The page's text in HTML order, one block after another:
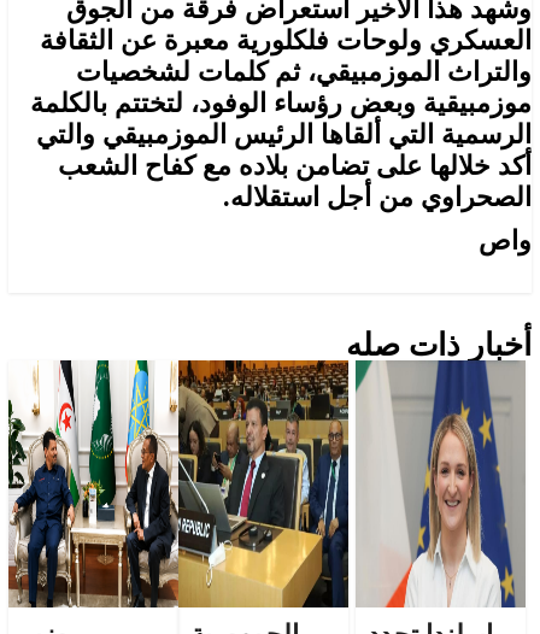
وشهد هذا الأخير استعراض فرقة من الجوق
العسكري ولوحات فلكلورية معبرة عن الثقافة
والتراث الموزمبيقي، ثم كلمات لشخصيات
موزمبيقية وبعض رؤساء الوفود، لتختتم بالكلمة
الرسمية التي ألقاها الرئيس الموزمبيقي والتي
أكد خلالها على تضامن بلاده مع كفاح الشعب
الصحراوي من أجل استقلاله.
واص
أخبار ذات صله